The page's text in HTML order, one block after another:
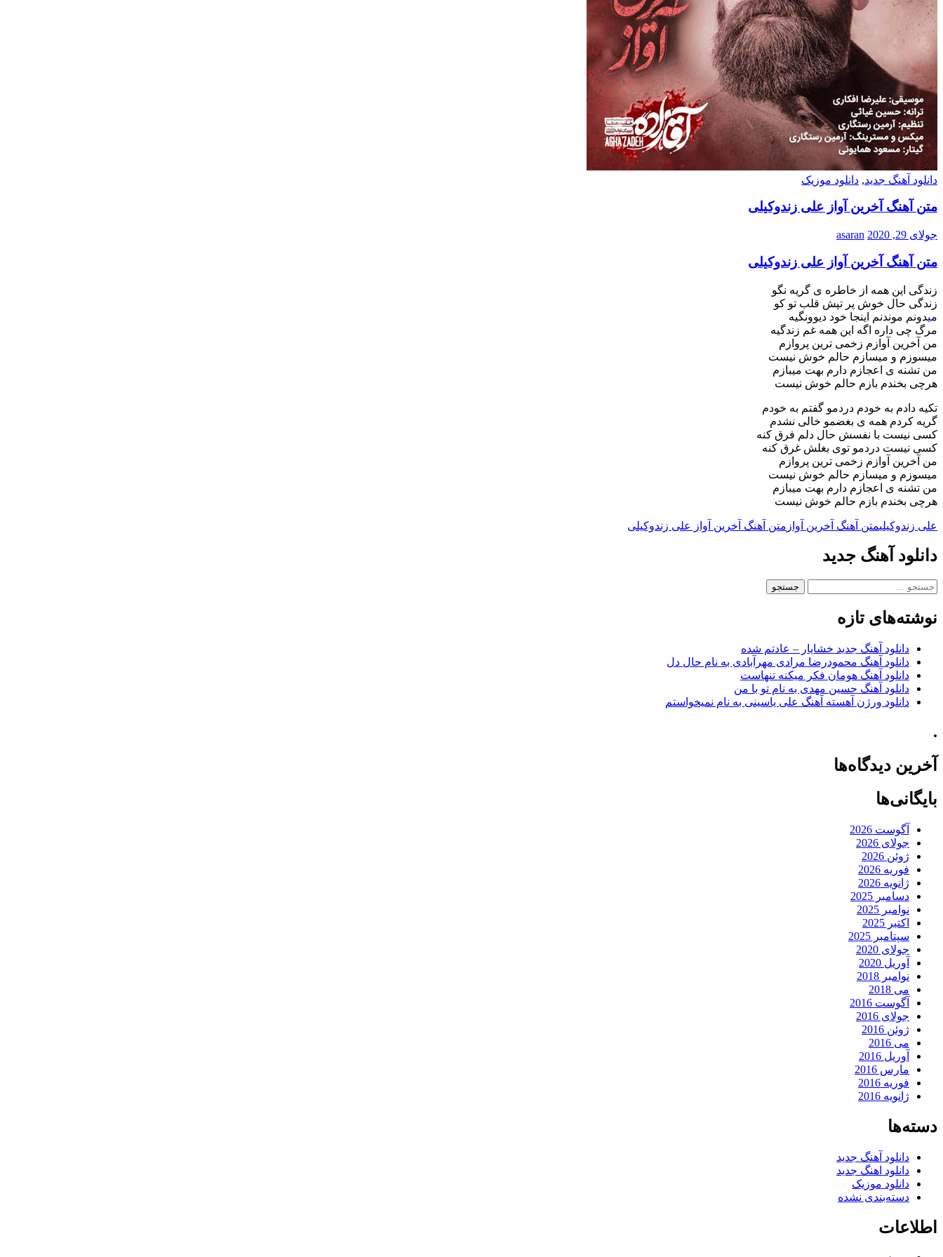
دانلود آهنگ جدید, دانلود موزیک
متن آهنگ آخرین آواز علی زندوکیلی
جولای 29, 2020 asaran
متن آهنگ آخرین آواز علی زندوکیلی
زندگی این همه از خاطره ی گریه نگو
زندگی حال خوش پر تپش قلب تو کو
میدونم موندنم اینجا خود دیوونگیه
مرگ چی داره اگه این همه غم زندگیه
من آخرین آوازم زخمی ترین پروازم
میسوزم و میسازم حالم خوش نیست
من تشنه ی اعجازم دارم بهت میبازم
هرچی بخندم بازم حالم خوش نیست
تکیه دادم به خودم دردمو گفتم به خودم
گریه کردم همه ی بغضمو خالی نشدم
کسی نیست با نفسش حال دلم فرق کنه
کسی نیست دردمو توی بغلش غرق کنه
من آخرین آوازم زخمی ترین پروازم
میسوزم و میسازم حالم خوش نیست
من تشنه ی اعجازم دارم بهت میبازم
هرچی بخندم بازم حالم خوش نیست
علی زندوکیلیمتن آهنگ آخرین آواز متن آهنگ آخرین آواز علی زندوکیلی
دانلود آهنگ جدید
جستجو
نوشته‌های تازه
دانلود آهنگ جدید خشایار – عادتم شده
دانلود آهنگ محمودرضا مرادی مهرآبادی به نام حال دل
دانلود آهنگ هومان فکر میکنه تنهاست
دانلود آهنگ حسین مهدی به نام تو با من
دانلود ورژن آهسته آهنگ علی یاسینی به نام نمیخواستم
.
آخرین دیدگاه‌ها
بایگانی‌ها
آگوست 2026
جولای 2026
ژوئن 2026
فوریه 2026
ژانویه 2026
دسامبر 2025
نوامبر 2025
اکتبر 2025
سپتامبر 2025
جولای 2020
آوریل 2020
نوامبر 2018
می 2018
آگوست 2016
جولای 2016
ژوئن 2016
می 2016
آوریل 2016
مارس 2016
فوریه 2016
ژانویه 2016
دسته‌ها
دانلود آهنگ جدید
دانلود اهنگ جدید
دانلود موزیک
دسته‌بندی نشده
اطلاعات